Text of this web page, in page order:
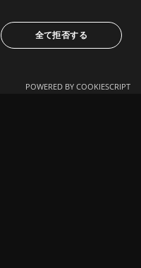
全て拒否する
POWERED BY COOKIESCRIPT